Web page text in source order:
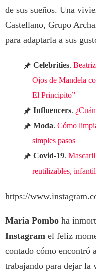
de sus sueños. Una
Castellano, Grupo
para adaptarla a sus
Celebrities.
Ojos de Mandela
El Principito”
Influencers.
Moda. Cómo
simples pasos
Covid-19.
reutilizables,
https://
María Pombo ha
Instagram el feliz
contado cómo encontró
trabajando para dejar